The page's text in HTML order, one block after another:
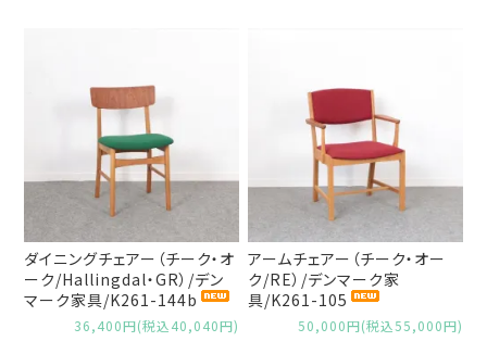
ダイニングチェアー（チーク・オ
ーク/Hallingdal・GR）/デン
マーク家具/K261-144b
36,400円(税込40,040円)
アームチェアー（チーク・オー
ク/RE）/デンマーク家
具/K261-105
50,000円(税込55,000円)